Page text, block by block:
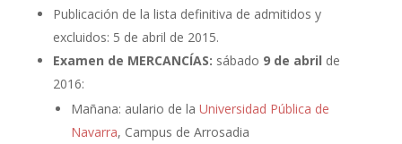
Publicación de la lista definitiva de admitidos y
excluidos: 5 de abril de 2015.
Examen de MERCANCÍAS: sábado 9 de abril de
2016:
Mañana: aulario de la Universidad Pública de
Navarra, Campus de Arrosadia